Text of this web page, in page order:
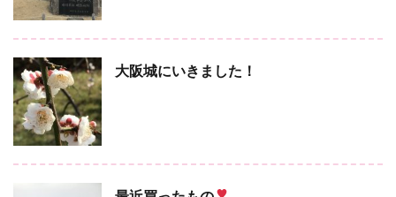
大阪城にいきました！